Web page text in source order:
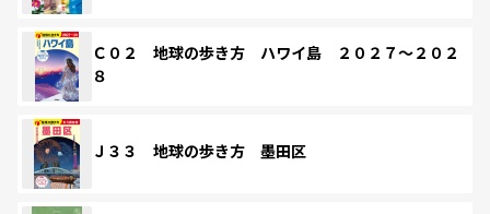
Ｃ０２ 地球の歩き方 ハワイ島 ２０２７～２０２
８
Ｊ３３ 地球の歩き方 墨田区